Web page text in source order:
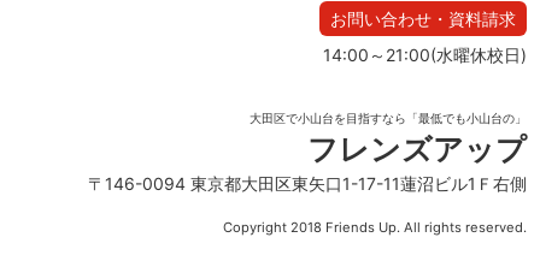
お問い合わせ・資料請求
14:00～21:00(水曜休校日)
大田区で小山台を目指すなら「最低でも小山台の」
フレンズアップ
〒146-0094 東京都大田区東矢口1-17-11蓮沼ビル1Ｆ右側
Copyright 2018 Friends Up. All rights reserved.